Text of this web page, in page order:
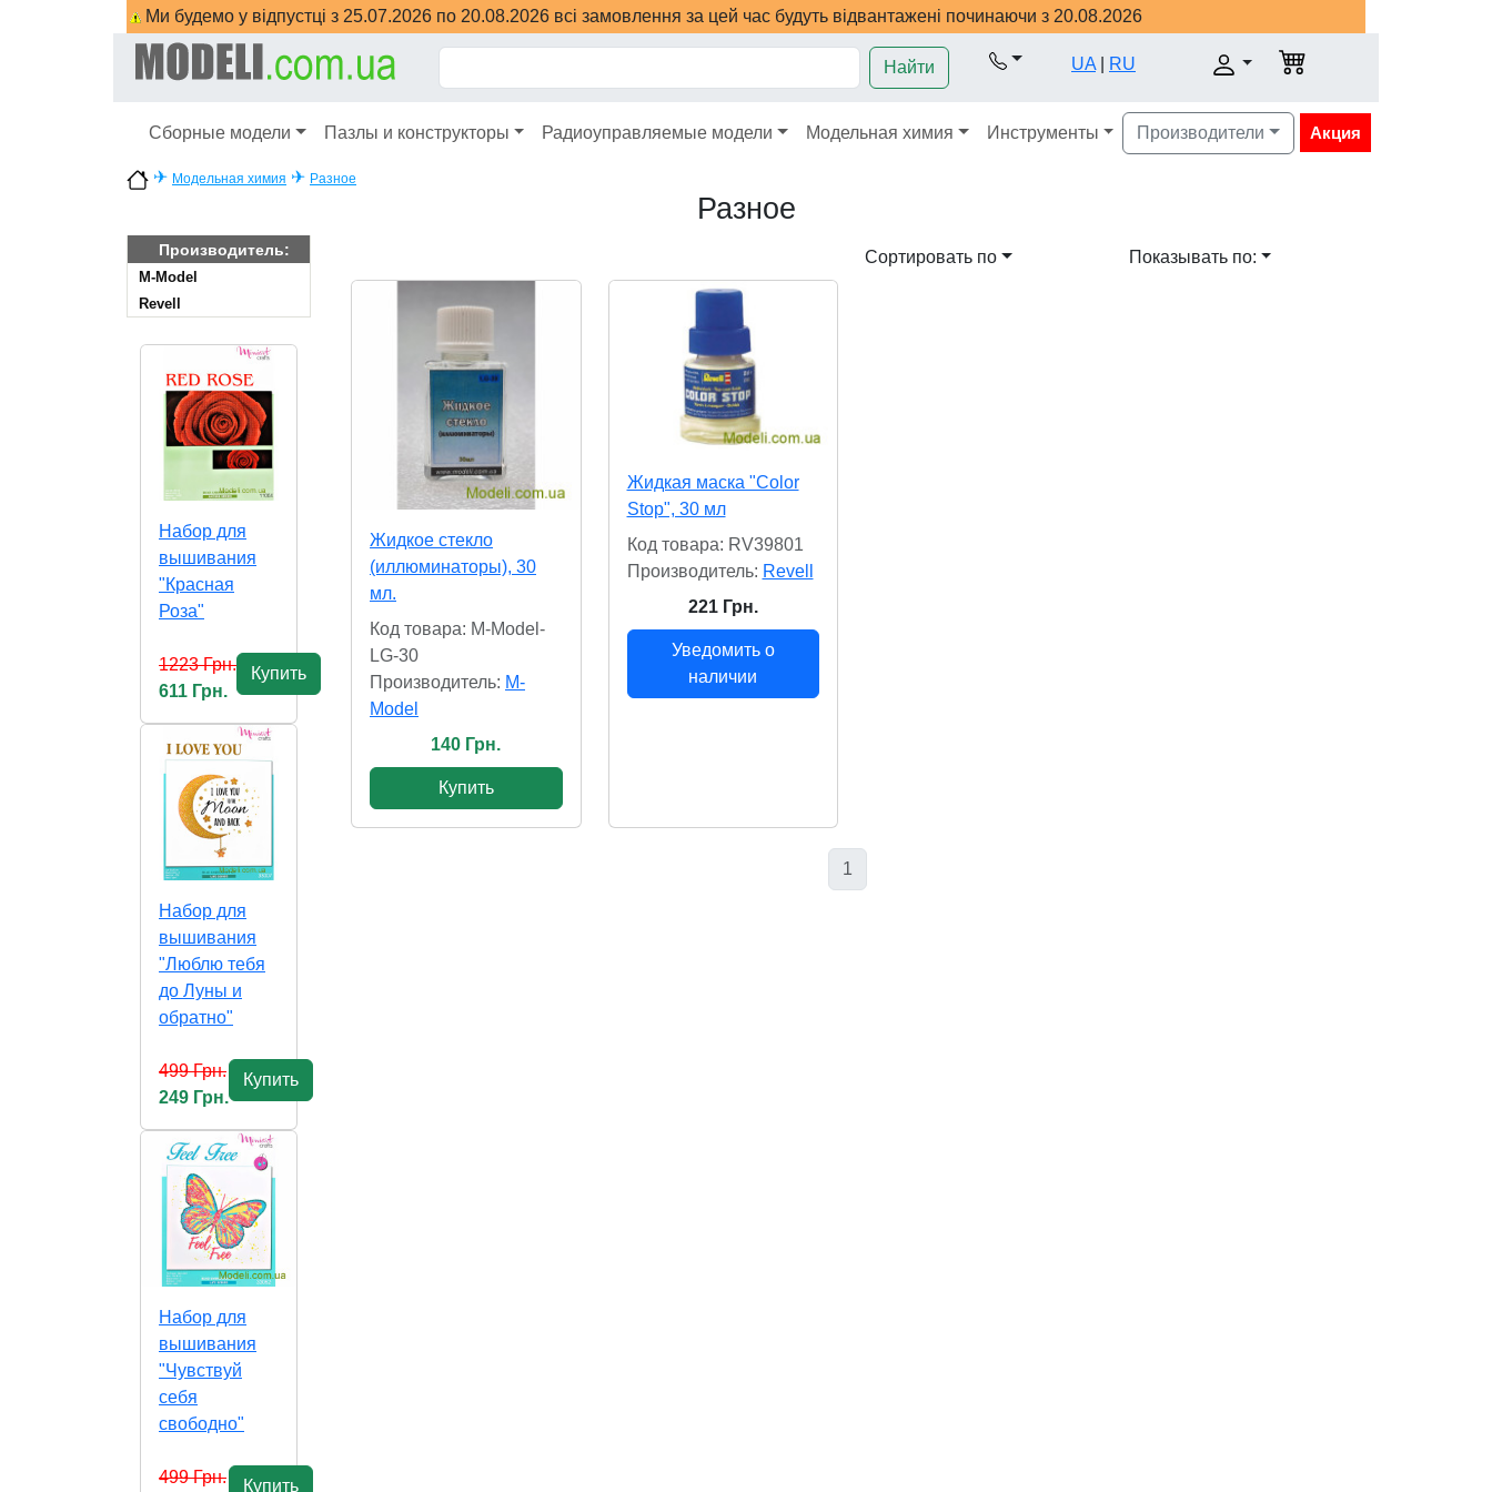
Ми будемо у відпустці з 25.07.2026 по 20.08.2026 всі замовлення за цей час будуть відвантажені починаючи з 20.08.2026
Найти UA RU
Сборные модели Пазлы и конструкторы Радиоуправляемые модели Модельная химия Инструменты Производители Акция
✈ Модельная химия ✈ Разное
Разное
Производитель:
M-Model
Revell
Набор для
вышивания
"Красная
Роза"
1223 Грн.
611 Грн.
Купить
Набор для
вышивания
"Люблю тебя
до Луны и
обратно"
499 Грн.
249 Грн.
Купить
Набор для
вышивания
"Чувствуй
себя
свободно"
499 Грн. Купить
Сортировать по Показывать по:
Жидкое стекло
(иллюминаторы), 30
мл.
Код товара: M-Model-
LG-30
Производитель: M-
Model
140 Грн.
Купить
Жидкая маска "Color
Stop", 30 мл
Код товара: RV39801
Производитель: Revell
221 Грн.
Уведомить о
наличии
1